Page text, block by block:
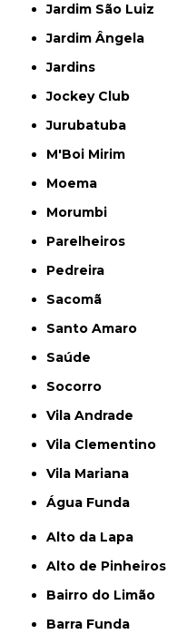
Jardim São Luiz
Jardim Ângela
Jardins
Jockey Club
Jurubatuba
M'Boi Mirim
Moema
Morumbi
Parelheiros
Pedreira
Sacomã
Santo Amaro
Saúde
Socorro
Vila Andrade
Vila Clementino
Vila Mariana
Água Funda
Alto da Lapa
Alto de Pinheiros
Bairro do Limão
Barra Funda